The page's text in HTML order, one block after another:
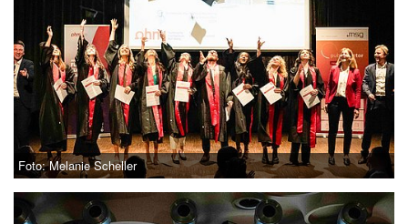
Foto: Melanie Scheller